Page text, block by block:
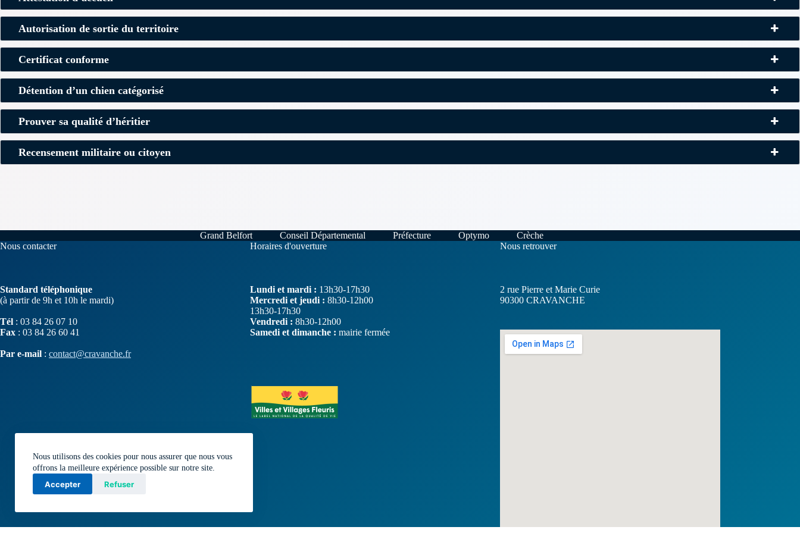
Nous utilisons des cookies pour nous assurer que nous vous
offrons la meilleure expérience possible sur notre site.
Accepter Refuser
Autorisation de sortie du territoire
Certificat conforme
Détention d’un chien catégorisé
Prouver sa qualité d’héritier
Recensement militaire ou citoyen
Grand Belfort Conseil Départemental Préfecture Optymo
Crèche
Nous contacter
Standard téléphonique
(à partir de 9h et 10h le mardi)
Tél : 03 84 26 07 10
Fax : 03 84 26 60 41
Par e-mail : contact@cravanche.fr
Horaires d'ouverture
Lundi et mardi : 13h30-17h30
Mercredi et jeudi : 8h30-12h00
13h30-17h30
Vendredi : 8h30-12h00
Samedi et dimanche : mairie fermée
Nous retrouver
2 rue Pierre et Marie Curie
90300 CRAVANCHE